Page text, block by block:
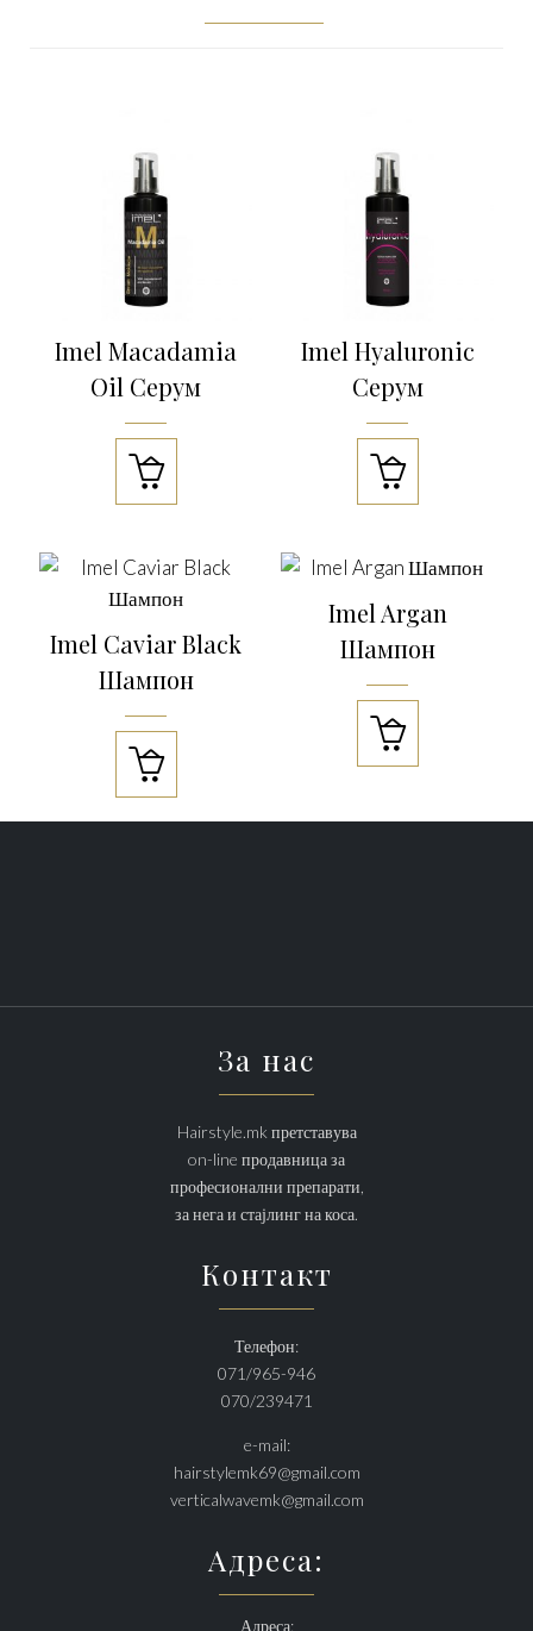
Imel Macadamia
Oil Серум

Imel Hyaluronic
Серум

Imel Caviar Black
Шампон

Imel Argan
Шампон

За нас
Hairstyle.mk претставува
on-line продавница за
професионални препарати,
за нега и стајлинг на коса.
Контакт
Телефон:
071/965-946
070/239471
e-mail:
hairstylemk69@gmail.com
verticalwavemk@gmail.com
Адреса:
Адреса: